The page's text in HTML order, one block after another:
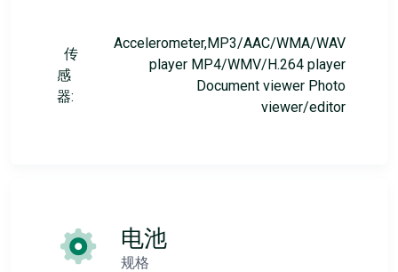
传
感
器:
Accelerometer,MP3/AAC/WMA/WAV
player MP4/WMV/H.264 player
Document viewer Photo
viewer/editor
电池
规格